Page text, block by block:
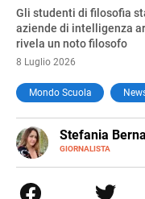
Gli studenti di filosofia
aziende di intelligenza
rivela un noto filosofo
8 Luglio 2026
Mondo Scuola
Stefania
GIORNALISTA
E-
MAIL
Tv di cronaca,